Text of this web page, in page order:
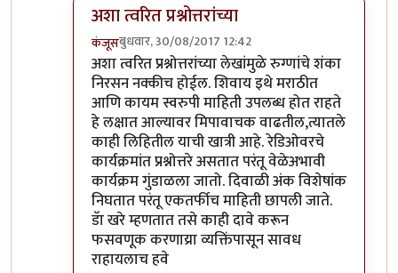
अशा त्वरित प्रश्नोत्तरांच्या
कंजूसबुधवार, 30/08/2017 12:42
In reply toमुळ विषयाला धरूनच आहे तुमचाby
अशा त्वरित प्रश्नोत्तरांच्या लेखांमुळे रुग्णांचे शंका
निरसन नक्कीच होईल. शिवाय इथे मराठीत
आणि कायम स्वरुपी माहिती उपलब्ध होत राहते
हे लक्षात आल्यावर मिपावाचक वाढतील,त्यातले
काही लिहितील याची खात्री आहे. रेडिओवरचे
कार्यक्रमांत प्रश्नोत्तरे असतात परंतू वेळेअभावी
कार्यक्रम गुंडाळला जातो. दिवाळी अंक विशेषांक
निघतात परंतू एकतर्फीच माहिती छापली जाते.
डॅा खरे म्हणतात तसे काही दावे करून
फसवणूक करणाय्रा व्यक्तिंपासून सावध
राहायलाच हवे